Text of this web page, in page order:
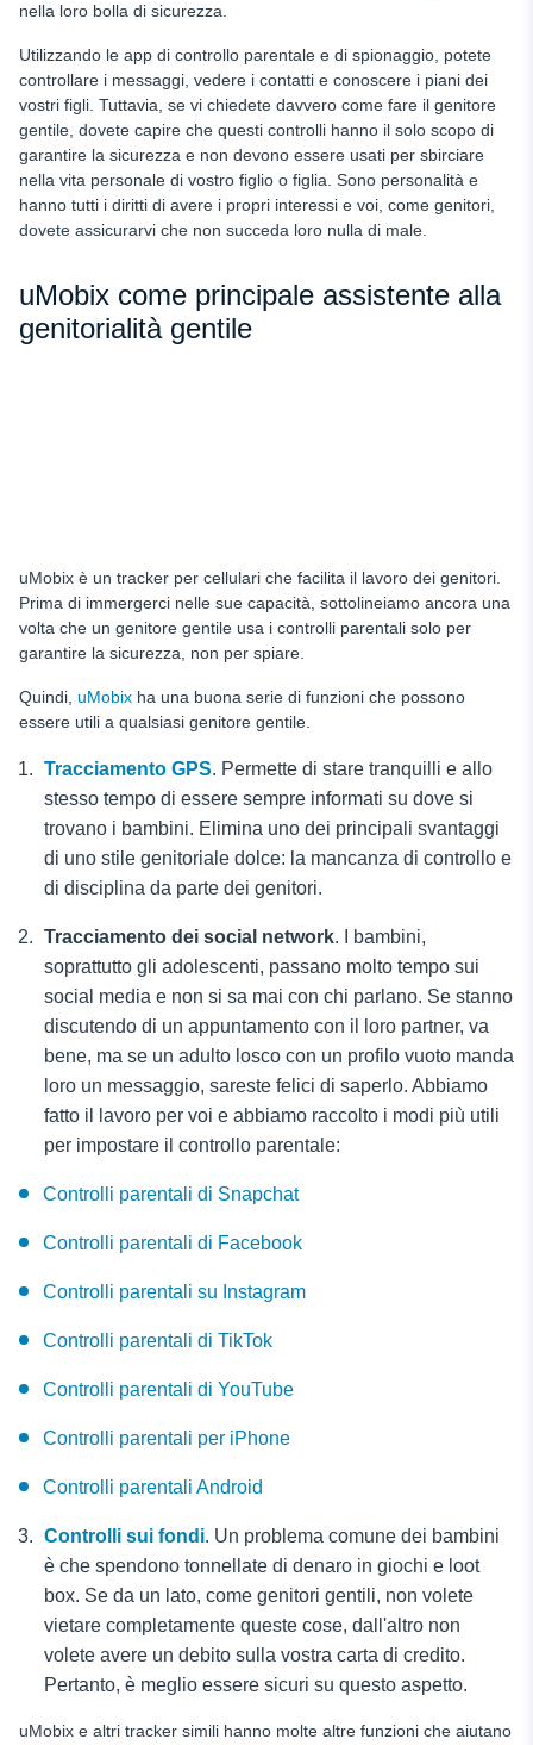
nella loro bolla di sicurezza.
Utilizzando le app di controllo parentale e di spionaggio, potete
controllare i messaggi, vedere i contatti e conoscere i piani dei
vostri figli. Tuttavia, se vi chiedete davvero come fare il genitore
gentile, dovete capire che questi controlli hanno il solo scopo di
garantire la sicurezza e non devono essere usati per sbirciare
nella vita personale di vostro figlio o figlia. Sono personalità e
hanno tutti i diritti di avere i propri interessi e voi, come genitori,
dovete assicurarvi che non succeda loro nulla di male.
uMobix come principale assistente alla
genitorialità gentile
uMobix è un tracker per cellulari che facilita il lavoro dei genitori.
Prima di immergerci nelle sue capacità, sottolineiamo ancora una
volta che un genitore gentile usa i controlli parentali solo per
garantire la sicurezza, non per spiare.
Quindi, uMobix ha una buona serie di funzioni che possono
essere utili a qualsiasi genitore gentile.
Tracciamento GPS. Permette di stare tranquilli e allo
stesso tempo di essere sempre informati su dove si
trovano i bambini. Elimina uno dei principali svantaggi
di uno stile genitoriale dolce: la mancanza di controllo e
di disciplina da parte dei genitori.
Tracciamento dei social network.
I bambini,
soprattutto gli adolescenti, passano molto tempo sui
social media e non si sa mai con chi parlano. Se stanno
discutendo di un appuntamento con il loro partner, va
bene, ma se un adulto losco con un profilo vuoto manda
loro un messaggio, sareste felici di saperlo. Abbiamo
fatto il lavoro per voi e abbiamo raccolto i modi più utili
per impostare il controllo parentale:
Controlli parentali di Snapchat
Controlli parentali di Facebook
Controlli parentali su Instagram
Controlli parentali di TikTok
Controlli parentali di YouTube
Controlli parentali per iPhone
Controlli parentali Android
Controlli sui fondi. Un problema comune dei bambini
è che spendono tonnellate di denaro in giochi e loot
box. Se da un lato, come genitori gentili, non volete
vietare completamente queste cose, dall'altro non
volete avere un debito sulla vostra carta di credito.
Pertanto, è meglio essere sicuri su questo aspetto.
uMobix e altri tracker simili hanno molte altre funzioni che aiutano